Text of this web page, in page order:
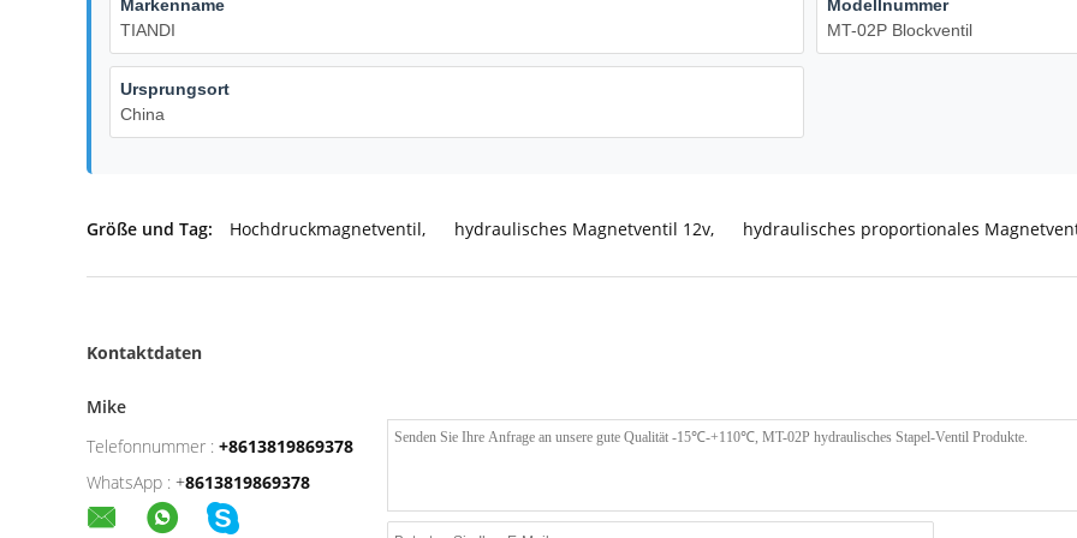
Markenname
TIANDI
Modellnummer
MT-02P Blockventil
Ursprungsort
China
Größe und Tag: Hochdruckmagnetventil, hydraulisches Magnetventil 12v, hydraulisches proportionales
Kontaktdaten
Mike
Telefonnummer : +8613819869378
WhatsApp : +8613819869378